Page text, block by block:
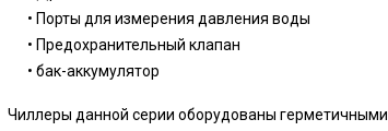
• Порты для измерения давления воды
• Предохранительный клапан
• бак-аккумулятор
Чиллеры данной серии оборудованы герметичными